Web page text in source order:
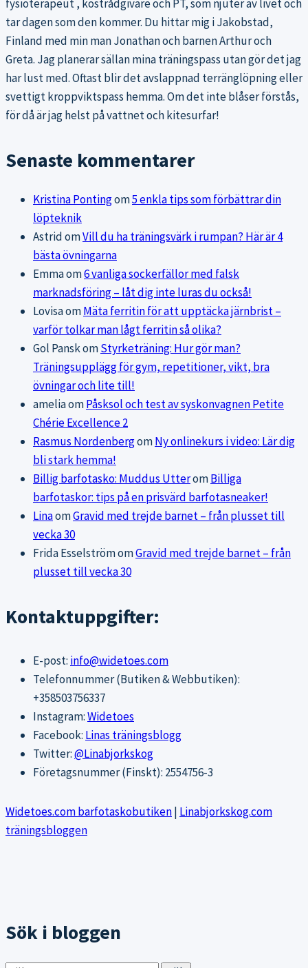
fysioterapeut , kostrådgivare och PT, som njuter av livet och
tar dagen som den kommer. Du hittar mig i Jakobstad,
Finland med min man Jonathan och barnen Arthur och
Greta. Jag planerar sällan mina träningspass utan gör det jag
har lust med. Oftast blir det avslappnad terränglöpning eller
svettigt kroppviktspass hemma. Om det inte blåser förstås,
för då är jag helst på vattnet och kitesurfar!
Senaste kommentarer
Kristina Pontingom5 enkla tips som förbättrar din
löpteknik
AstridomVill du ha träningsvärk i rumpan? Här är 4
bästa övningarna
Emmaom6 vanliga sockerfällor med falsk
marknadsföring – låt dig inte luras du också!
LovisaomMäta ferritin för att upptäcka järnbrist –
varför tolkar man lågt ferritin så olika?
Gol PanskomStyrketräning: Hur gör man?
Träningsupplägg för gym, repetitioner, vikt, bra
övningar och lite till!
ameliaomPåsksol och test av syskonvagnen Petite
Chérie Excellence 2
Rasmus NordenbergomNy onlinekurs i video: Lär dig
bli stark hemma!
Billig barfotasko: Muddus UtteromBilliga
barfotaskor: tips på en prisvärd barfotasneaker!
LinaomGravid med trejde barnet – från plusset till
vecka 30
Frida EsselströmomGravid med trejde barnet – från
plusset till vecka 30
Kontaktuppgifter:
E-post: info@widetoes.com
Telefonnummer (Butiken & Webbutiken):
+358503756337
Instagram:Widetoes
Facebook: Linas träningsblogg
Twitter:@Linabjorkskog
Företagsnummer (Finskt): 2554756-3
Widetoes.com barfotaskobutiken| Linabjorkskog.com
träningsbloggen
Sök i bloggen